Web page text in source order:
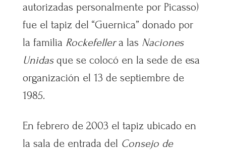
autorizadas personalmente por Picasso)
fue el tapiz del “Guernica” donado por
la familia Rockefellera las Naciones
Unidasque se colocó en la sede de esa
organización el 13 de septiembre de
1985.
En febrero de 2003 el tapiz ubicado en
la sala de entrada del Consejo de